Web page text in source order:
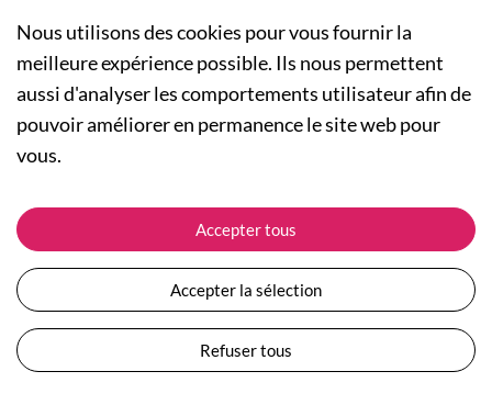
A PROPOS
Qui sommes-nous ?
Actualités
Nos engagements
Plan du site
Devenir revendeur
NOS RUBRIQUES
Collection Femme
Collection Enfants
Les Totebags
Nos différents thèmes
ASSISTANCE
Suivre ma commande
Expédition et livraison
Retour et remboursement
Moyens de paiement
Questions / Réponses
Conditions générales de vente
Nous utilisons des cookies pour vous fournir la
meilleure expérience possible. Ils nous permettent
aussi d'analyser les comportements utilisateur afin de
pouvoir améliorer en permanence le site web pour
vous.
Accepter tous
Accepter la sélection
Refuser tous